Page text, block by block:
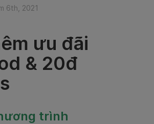
6th, 2021
ưu đãi
& 20đ
trình